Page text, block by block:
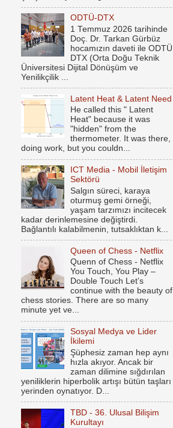
ODTÜ-DTX
1 Temmuz 2026 tarihinde
Doç. Dr. Tarkan Gürbüz
hocamızın daveti ile ODTÜ
DTX (Orta Doğu Teknik
Üniversitesi Dijital Dönüşüm ve
Yenilikçilik ...
Latent Heat & Latent Need
He called this " Latent
Heat" because it was
"hidden" from the
thermometer. It was there,
doing work, but you couldn...
ICT Media - Mobil İletişim
Sektörü
Salgın süreci, karaya
oturmuş gemi örneği,
yaşam tarzımızı incitecek
kadar derinlemesine değiştirdi.
Bağlantılı kalabilmenin, tutsaklıktan k...
Queen of Chess - Netflix
Quenn of Chess - Netflix
You Touch, You Play –
Double Touch Let’s
continue with the beauty of
chess stories. There are so many
minute yet ve...
Sosyal Medya ve Lider
İkilemi
Şüphesiz zaman hep aynı
hızla akıyor. Ancak bir
zaman dilimine sığdırılan
yeniliklerin hiperbolik artışı bütün taşları
yerinden oynatıyor. D...
TBD - 36. Ulusal Bilişim
Kurultayı